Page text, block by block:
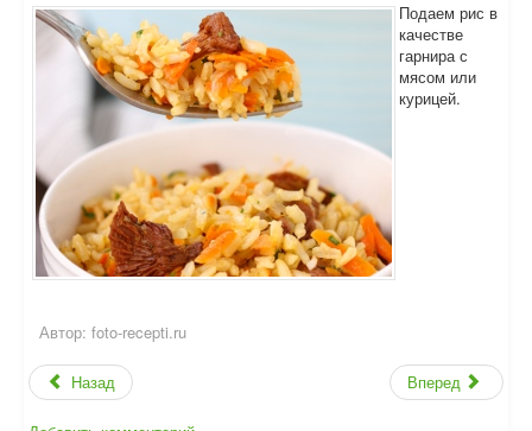
Подаем рис в
качестве
гарнира с
мясом или
курицей.
Автор: foto-recepti.ru
Назад Вперед